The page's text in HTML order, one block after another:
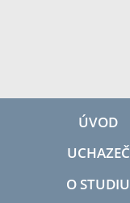
ÚVOD
UCHAZEČ
O STUDIU